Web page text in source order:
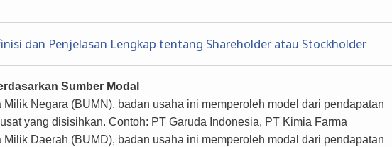
dan Penjelasan Lengkap tentang Shareholder atau Stockholder
Sumber Modal
Milik Negara (BUMN), badan usaha ini memperoleh model dari pendapatan
yang disisihkan. Contoh: PT Garuda Indonesia, PT Kimia Farma
Milik Daerah (BUMD), badan usaha ini memperoleh modal dari pendapatan